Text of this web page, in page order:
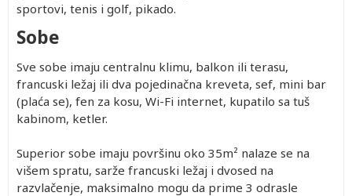
sportovi, tenis i golf, pikado.
Sobe
Sve sobe imaju centralnu klimu, balkon ili terasu,
francuski ležaj ili dva pojedinačna kreveta, sef, mini bar
(plaća se), fen za kosu, Wi-Fi internet, kupatilo sa tuš
kabinom, ketler.
Superior sobe imaju površinu oko 35m² nalaze se na
višem spratu, sarže francuski ležaj i dvosed na
razvlačenje, maksimalno mogu da prime 3 odrasle